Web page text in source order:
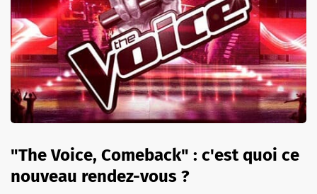
"The Voice, Comeback" : c'est quoi ce
nouveau rendez-vous ?